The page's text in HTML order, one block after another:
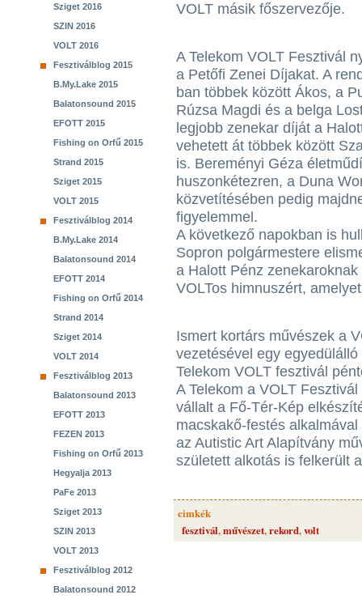
Sziget 2016
SZIN 2016
VOLT 2016
Fesztiválblog 2015
B.My.Lake 2015
Balatonsound 2015
EFOTT 2015
Fishing on Orfű 2015
Strand 2015
Sziget 2015
VOLT 2015
Fesztiválblog 2014
B.My.Lake 2014
Balatonsound 2014
EFOTT 2014
Fishing on Orfű 2014
Strand 2014
Sziget 2014
VOLT 2014
Fesztiválblog 2013
Balatonsound 2013
EFOTT 2013
FEZEN 2013
Fishing on Orfű 2013
Hegyalja 2013
PaFe 2013
Sziget 2013
SZIN 2013
VOLT 2013
Fesztiválblog 2012
Balatonsound 2012
VOLT másik főszervezője.
A Telekom VOLT Fesztivál
a Petőfi Zenei Díjakat. A
ban többek között Ákos, a
Rúzsa Magdi és a belga
legjobb zenekar díját a
vehetett át többek között
is. Bereményi Géza
huszonkétezren, a Duna
közvetítésében pedig
figyelemmel.
A következő napokban is
Sopron polgármestere
a Halott Pénz
VOLTos himnuszért,
Ismert kortárs művészek a
vezetésével egy
Telekom VOLT fesztivál
A Telekom a VOLT
vállalt a Fő-Tér-Kép
macskakő-festés
az Autistic Art Alapítvány
született alkotás is felkerült
cimkék
fesztivál,művészet,rekord,volt